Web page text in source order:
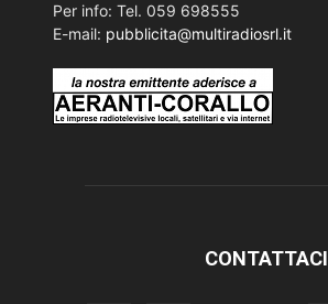
Per info: Tel. 059 698555
E-mail: pubblicita@multiradiosrl.it
CONTATTACI